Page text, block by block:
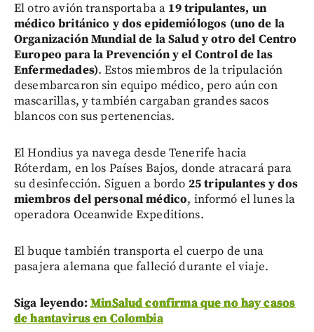
El otro avión transportaba a 19 tripulantes, un
médico británico y dos epidemiólogos (uno de la
Organización Mundial de la Salud y otro del Centro
Europeo para la Prevención y el Control de las
Enfermedades). Estos miembros de la tripulación
desembarcaron sin equipo médico, pero aún con
mascarillas, y también cargaban grandes sacos
blancos con sus pertenencias.
El Hondius ya navega desde Tenerife hacia
Róterdam, en los Países Bajos, donde atracará para
su desinfección. Siguen a bordo 25 tripulantes y dos
miembros del personal médico, informó el lunes la
operadora Oceanwide Expeditions.
El buque también transporta el cuerpo de una
pasajera alemana que falleció durante el viaje.
Siga leyendo:MinSalud confirma que no hay casos
de hantavirus en Colombia